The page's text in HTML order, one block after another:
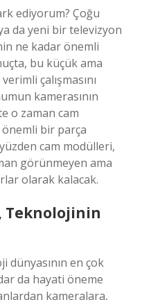
ediyorum? Çoğu
da yeni bir televizyon
ne kadar önemli
bu küçük ama
çalışmasını
kamerasının
o zaman cam
bir parça
cam modülleri,
görünmeyen ama
olarak kalacak.
Teknolojinin
dünyasının en çok
da hayati öneme
kameralara,